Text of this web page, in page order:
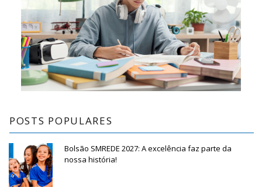
POSTS POPULARES
Bolsão SMREDE 2027: A excelência faz parte da
nossa história!